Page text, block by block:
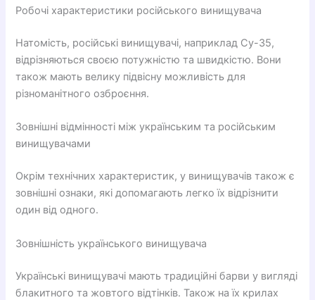
Робочі характеристики російського винищувача
Натомість, російські винищувачі, наприклад Су-35,
відрізняються своєю потужністю та швидкістю. Вони
також мають велику підвісну можливість для
різноманітного озброєння.
Зовнішні відмінності між українським та російським
винищувачами
Окрім технічних характеристик, у винищувачів також є
зовнішні ознаки, які допомагають легко їх відрізнити
один від одного.
Зовнішність українського винищувача
Українські винищувачі мають традиційні барви у вигляді
блакитного та жовтого відтінків. Також на їх крилах